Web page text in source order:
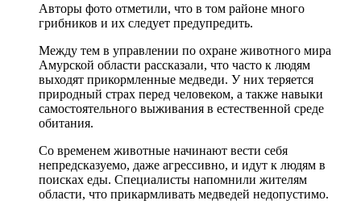
Авторы фото отметили, что в том районе много
грибников и их следует предупредить.
Между тем в управлении по охране животного мира
Амурской области рассказали, что часто к людям
выходят прикормленные медведи. У них теряется
природный страх перед человеком, а также навыки
самостоятельного выживания в естественной среде
обитания.
Со временем животные начинают вести себя
непредсказуемо, даже агрессивно, и идут к людям в
поисках еды. Специалисты напомнили жителям
области, что прикармливать медведей недопустимо.